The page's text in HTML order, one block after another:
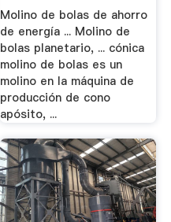
Molino de bolas de ahorro
de energía ... Molino de
bolas planetario, ... cónica
molino de bolas es un
molino en la máquina de
producción de cono
apósito, ...